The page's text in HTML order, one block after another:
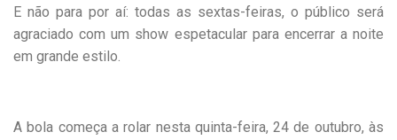
E não para por aí: todas as sextas-feiras, o público será
agraciado com um show espetacular para encerrar a noite
em grande estilo.
A bola começa a rolar nesta quinta-feira, 24 de outubro, às